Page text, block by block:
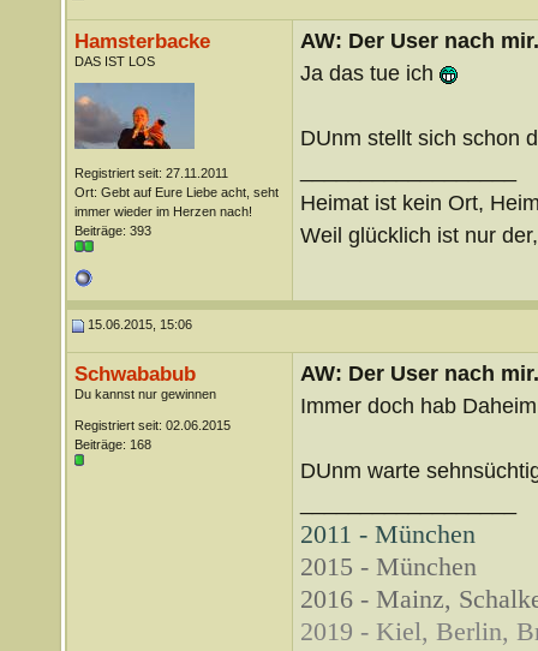
Hamsterbacke
DAS IST LOS
Registriert seit: 27.11.2011
Ort: Gebt auf Eure Liebe acht, seht
immer wieder im Herzen nach!
Beiträge: 393
AW: Der User nach
Ja das tue ich
DUnm stellt sich schon
Heimat ist kein Ort,
Weil glücklich ist nur
15.06.2015, 15:06
Schwababub
Du kannst nur gewinnen
Registriert seit: 02.06.2015
Beiträge: 168
AW: Der User nach
Immer doch hab
DUnm warte
2011 - München
2015 - München
2016 - Mainz,
2019 - Kiel, Berlin,